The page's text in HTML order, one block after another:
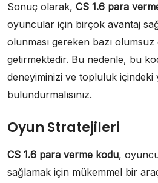
Sonuç olarak, CS 1.6 para
oyuncular için birçok avantaj
olunması gereken bazı
getirmektedir. Bu nedenle, bu
deneyiminizi ve topluluk içindeki
bulundurmalısınız.
Oyun Stratejileri
CS 1.6 para verme kodu,
sağlamak için mükemmel bir